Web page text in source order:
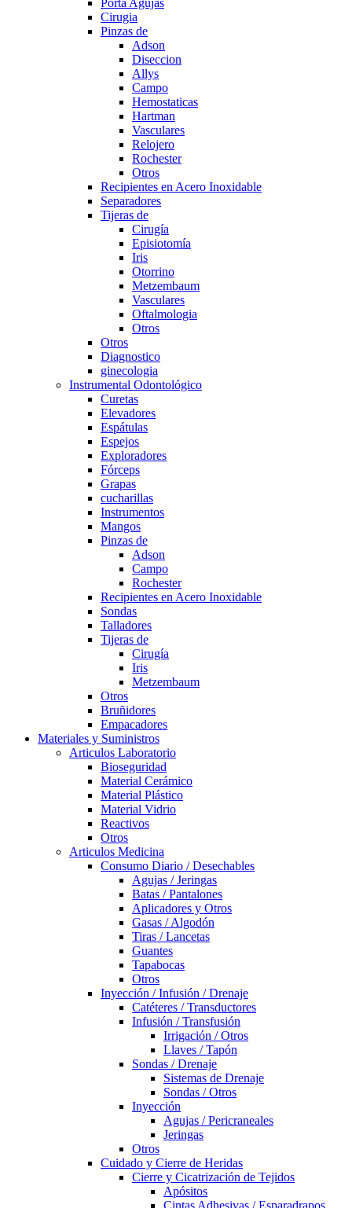
Porta Agujas
Cirugia
Pinzas de
Adson
Diseccion
Allys
Campo
Hemostaticas
Hartman
Vasculares
Relojero
Rochester
Otros
Recipientes en Acero Inoxidable
Separadores
Tijeras de
Cirugía
Episiotomía
Iris
Otorrino
Metzembaum
Vasculares
Oftalmologia
Otros
Otros
Diagnostico
ginecologia
Instrumental Odontológico
Curetas
Elevadores
Espátulas
Espejos
Exploradores
Fórceps
Grapas
cucharillas
Instrumentos
Mangos
Pinzas de
Adson
Campo
Rochester
Recipientes en Acero Inoxidable
Sondas
Talladores
Tijeras de
Cirugía
Iris
Metzembaum
Otros
Bruñidores
Empacadores
Materiales y Suministros
Articulos Laboratorio
Bioseguridad
Material Cerámico
Material Plástico
Material Vidrio
Reactivos
Otros
Articulos Medicina
Consumo Diario / Desechables
Agujas / Jeringas
Batas / Pantalones
Aplicadores y Otros
Gasas / Algodón
Tiras / Lancetas
Guantes
Tapabocas
Otros
Inyección / Infusión / Drenaje
Catéteres / Transductores
Infusión / Transfusión
Irrigación / Otros
Llaves / Tapón
Sondas / Drenaje
Sistemas de Drenaje
Sondas / Otros
Inyección
Agujas / Pericraneales
Jeringas
Otros
Cuidado y Cierre de Heridas
Cierre y Cicatrización de Tejidos
Apósitos
Cintas Adhesivas / Esparadrapos